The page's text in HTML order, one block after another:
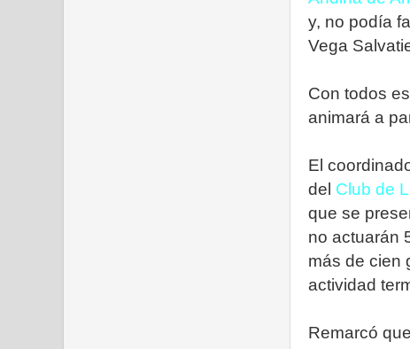
y, no podía
Vega
Con todos
animará a
El
del Club de
que se
no actuarán
más de cien
actividad
Remarcó